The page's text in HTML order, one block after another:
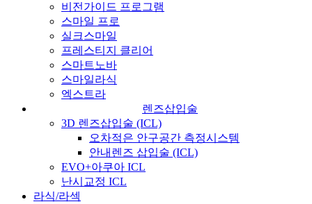
비전가이드 프로그램
스마일 프로
실크스마일
프레스티지 클리어
스마트노바
스마일라식
엑스트라
렌즈삽입술
3D 렌즈삽입술 (ICL)
오차적은 안구공간 측정시스템
안내렌즈 삽입술 (ICL)
EVO+아쿠아 ICL
난시교정 ICL
라식/라섹